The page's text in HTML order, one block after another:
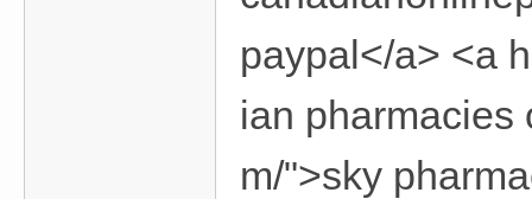
paypal</a> <a
ian pharmacies
m/">sky